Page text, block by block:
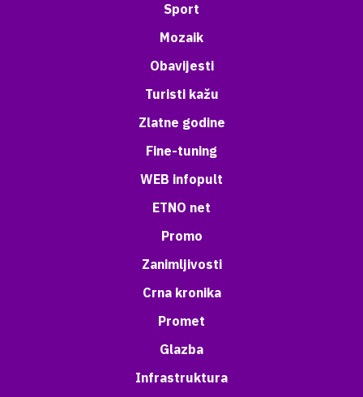
Sport
Mozaik
Obavijesti
Turisti kažu
Zlatne godine
Fine-tuning
WEB infopult
ETNO net
Promo
Zanimljivosti
Crna kronika
Promet
Glazba
Infrastruktura